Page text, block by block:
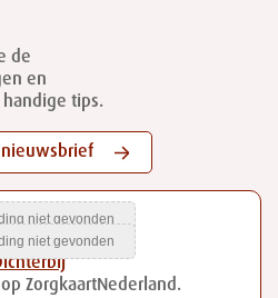
de
en
tips.
nieuwsbrief
ZorgkaartNederland.